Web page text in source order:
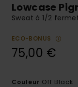
Lowcase
Sweat à 1/2
ECO-BONUS
75,00 €
Couleur Off Black